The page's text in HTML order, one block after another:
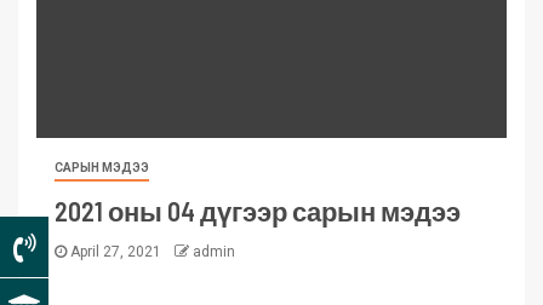
САРЫН МЭДЭЭ
2021 оны 04 дүгээр сарын мэдээ
April 27, 2021 admin